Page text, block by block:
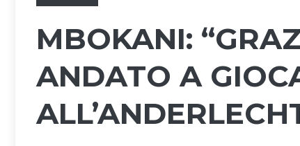
MBOKANI:
ANDATO A